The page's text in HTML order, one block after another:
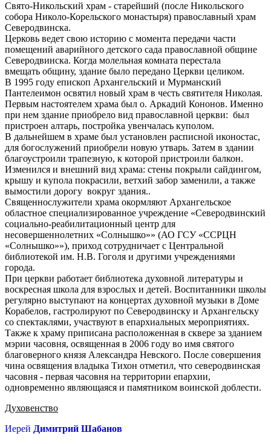
Свято-Никольский храм - старейший (после Никольского
собора Николо-Корельского монастыря) православный храм
Северодвинска.
Церковь ведет свою историю с момента передачи части
помещений аварийного детского сада православной общине
Северодвинска. Когда молельная комната перестала
вмещать общину, здание было передано Церкви целиком.
В 1995 году епископ Архангельский и Мурманский
Пантелеимон освятил новый храм в честь святителя Николая.
Первым настоятелем храма был о. Аркадий Кононов. Именно
при нем здание приобрело вид православной церкви: был
пристроен алтарь, постройка увенчалась куполом.
В дальнейшем в храме был установлен расписной иконостас,
для богослужений приобрели новую утварь. Затем в здании
благоустроили трапезную, к которой пристроили балкон.
Изменился и внешний вид храма: стены покрыли сайдингом,
крышу и купола покрасили, ветхий забор заменили, а также
вымостили дорогу вокруг здания..
Священнослужители храма окормляют Архангельское
областное специализированное учреждение «Северодвинский
социально-реабилитационный центр для
несовершеннолетних «Солнышко»» (АО ГСУ «ССРЦН
«Солнышко»»), приход сотрудничает с Центральной
библиотекой им. Н.В. Гоголя и другими учреждениями
города.
При церкви работает библиотека духовной литературы и
воскресная школа для взрослых и детей. Воспитанники школы
регулярно выступают на концертах духовной музыки в Доме
Корабелов, гастролируют по Северодвинску и Архангельску
со спектаклями, участвуют в епархиальных мероприятиях.
Также к храму приписана расположенная в сквере за зданием
мэрии часовня, освященная в 2006 году во имя святого
благоверного князя Александра Невского. После совершения
чина освящения владыка Тихон отметил, что северодвинская
часовня - первая часовня на территории епархии,
одновременно являющаяся и памятником воинской доблести.
Духовенство
Иерей Димитрий Шабанов